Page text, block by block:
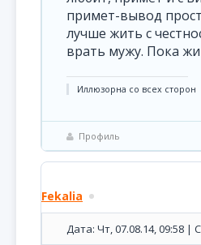
примет-вывод
лучше жить с
врать мужу. Пока
Иллюзорна со всех сторон
Профиль
Fekalia
Дата: Чт, 07.08.14, 09:58 |